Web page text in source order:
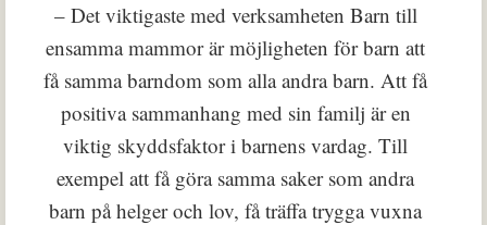
– Det viktigaste med verksamheten Barn till
ensamma mammor är möjligheten för barn att
få samma barndom som alla andra barn. Att få
positiva sammanhang med sin familj är en
viktig skyddsfaktor i barnens vardag. Till
exempel att få göra samma saker som andra
barn på helger och lov, få träffa trygga vuxna